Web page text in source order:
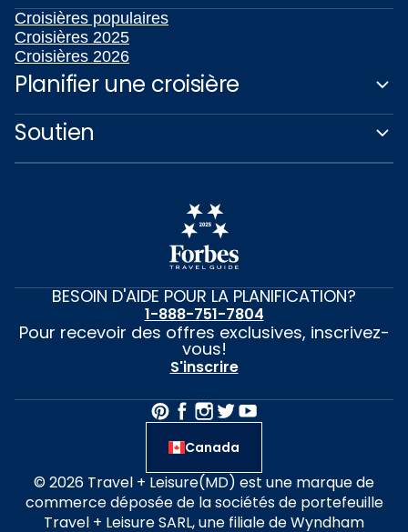
Croisières populaires
Croisières 2025
Croisières 2026
Planifier une croisière
Soutien
BESOIN D'AIDE POUR LA PLANIFICATION?
1-888-751-7804
Pour recevoir des offres exclusives, inscrivez-
vous!
S'inscrire
Canada
© 2026 Travel + Leisure(MD) est une marque de
commerce déposée de la sociétés de portefeuille
Travel + Leisure SARL, une filiale de Wyndham